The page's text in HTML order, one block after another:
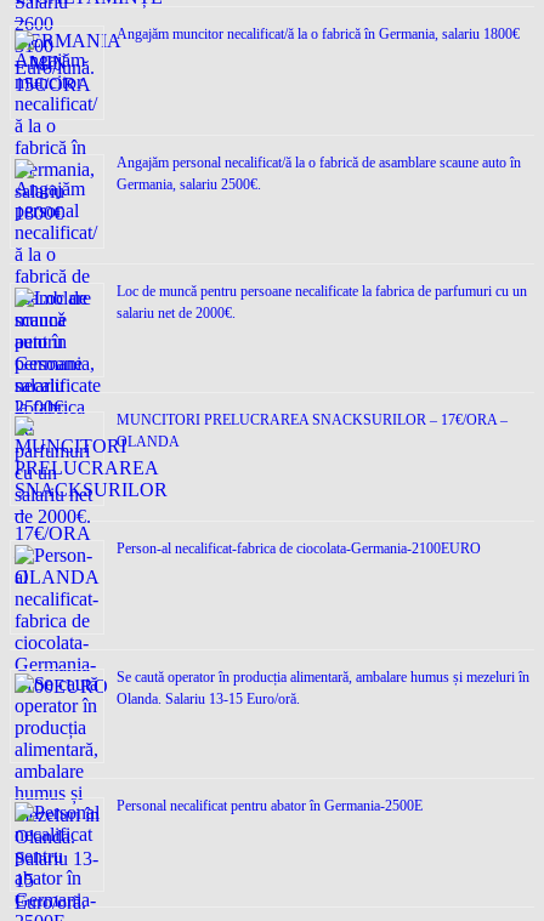
Angajăm muncitor necalificat/ă la o fabrică în Germania, salariu 1800€
Angajăm personal necalificat/ă la o fabrică de asamblare scaune auto în
Germania, salariu 2500€.
Loc de muncǎ pentru persoane necalificate la fabrica de parfumuri cu un
salariu net de 2000€.
MUNCITORI PRELUCRAREA SNACKSURILOR – 17€/ORA –
OLANDA
Person-al necalificat-fabrica de ciocolata-Germania-2100EURO
Se caută operator în producția alimentară, ambalare humus și mezeluri în
Olanda. Salariu 13-15 Euro/oră.
Personal necalificat pentru abator în Germania-2500E